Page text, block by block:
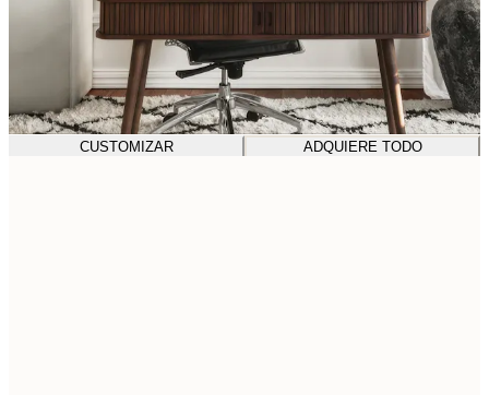
CUSTOMIZAR ADQUIERE TODO